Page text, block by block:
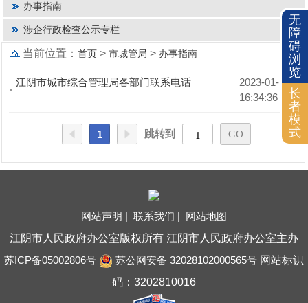
办事指南
涉企行政检查公示专栏
当前位置：首页 >市城管局 > 办事指南
江阴市城市综合管理局各部门联系电话
2023-01-10
16:34:36
1 跳转到
网站声明 | 联系我们 | 网站地图
江阴市人民政府办公室版权所有 江阴市人民政府办公室主办
苏ICP备05002806号
苏公网安备 32028102000565号网站标识
码：3202810016
无
障
碍
浏
览
长
者
模
式